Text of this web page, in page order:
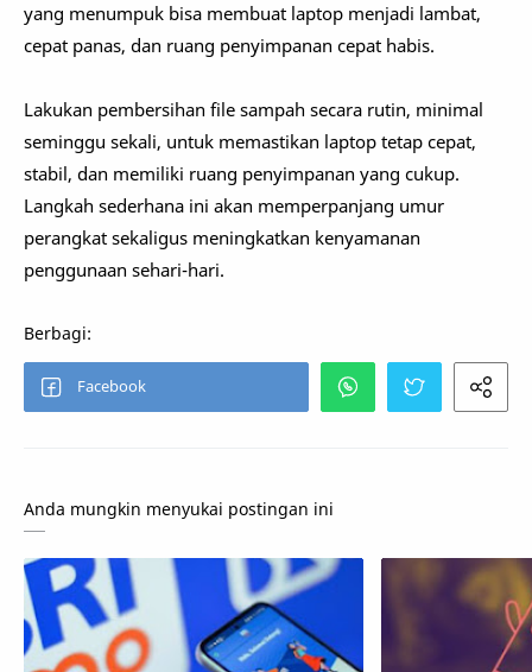
yang menumpuk bisa membuat laptop menjadi lambat,
cepat panas, dan ruang penyimpanan cepat habis.
Lakukan pembersihan file sampah secara rutin, minimal
seminggu sekali, untuk memastikan laptop tetap cepat,
stabil, dan memiliki ruang penyimpanan yang cukup.
Langkah sederhana ini akan memperpanjang umur
perangkat sekaligus meningkatkan kenyamanan
penggunaan sehari-hari.
Anda mungkin menyukai postingan ini